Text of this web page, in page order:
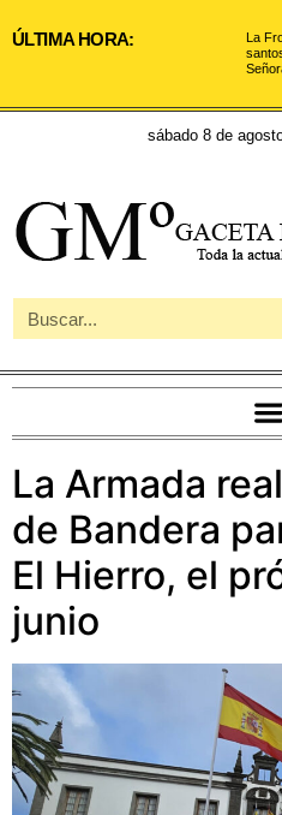
ÚLTIMA HORA:
La
sábado 8 de
La Armada
de Bandera
El Hierro, el
junio